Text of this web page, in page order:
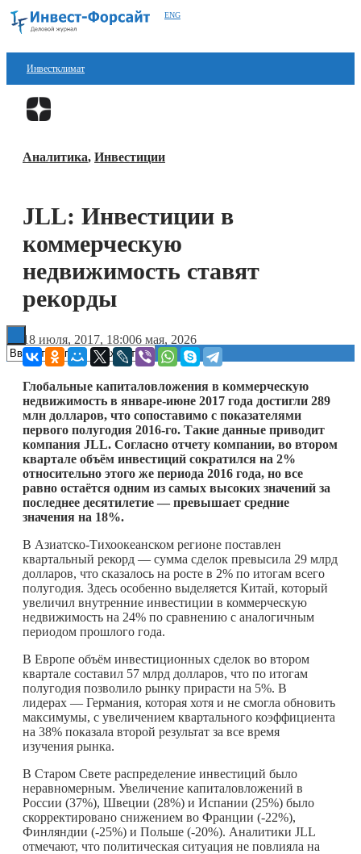
ENG
Инвестклимат
Финансы
Блокчейн
Книги
Аналитика, Инвестиции
JLL: Инвестиции в
коммерческую
недвижимость ставят
рекорды
18 июля, 2017, 18:006 мая, 2026
Глобальные капиталовложения в коммерческую
недвижимость в январе-июне 2017 года достигли 289
млн долларов, что сопоставимо с показателями
первого полугодия 2016-го. Такие данные приводит
компания JLL. Согласно отчету компании, во втором
квартале объём инвестиций сократился на 2%
относительно этого же периода 2016 года, но все
равно остаётся одним из самых высоких значений за
последнее десятилетие — превышает средние
значения на 18%.
В Азиатско-Тихоокеанском регионе поставлен
квартальный рекорд — сумма сделок превысила 29 млрд
долларов, что сказалось на росте в 2% по итогам всего
полугодия. Здесь особенно выделяется Китай, который
увеличил внутренние инвестиции в коммерческую
недвижимость на 24% по сравнению с аналогичным
периодом прошлого года.
В Европе объём инвестиционных сделок во втором
квартале составил 57 млрд долларов, что по итогам
полугодия позволило рынку прирасти на 5%. В
лидерах — Германия, которая хотя и не смогла обновить
максимумы, с увеличением квартального коэффициента
на 38% показала второй результат за все время
изучения рынка.
В Старом Свете распределение инвестиций было
неравномерным. Увеличение капиталовложений в
России (37%), Швеции (28%) и Испании (25%) было
скорректировано снижением во Франции (-22%),
Финляндии (-25%) и Польше (-20%). Аналитики JLL
отмечают, что политическая ситуация не повлияла на